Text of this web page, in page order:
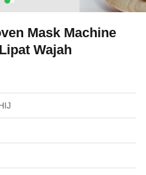
Mask Machine
Wajah